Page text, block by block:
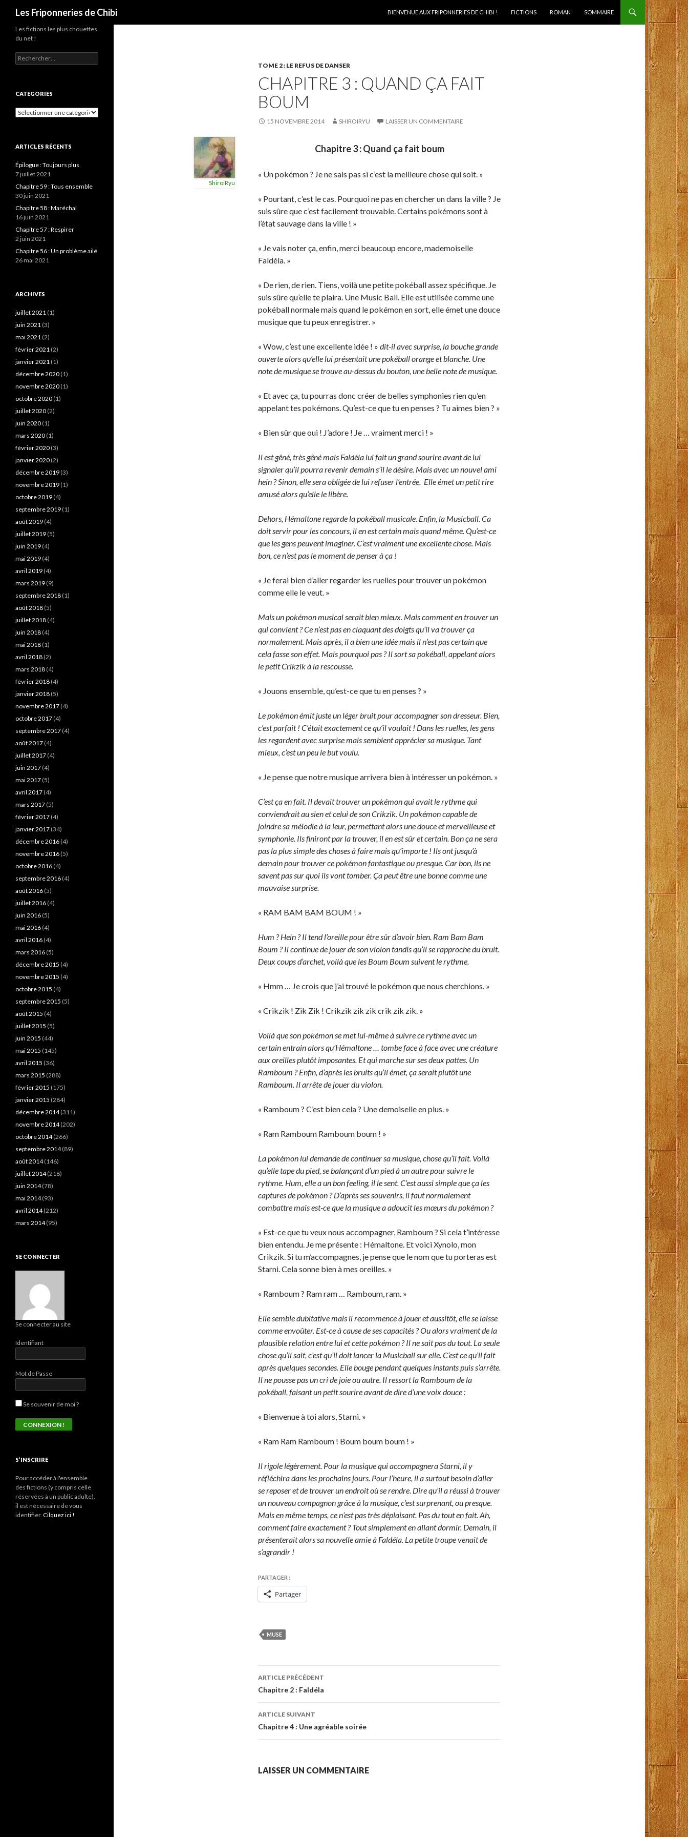
Les Friponneries de Chibi
BIENVENUE AUX FRIPONNERIES DE CHIBI !
FICTIONS ROMAN SOMMAIRE
TOME 2 : LE REFUS DE DANSER
CHAPITRE 3 : QUAND ÇA FAIT
BOUM
15 NOVEMBRE 2014 SHIROIRYU LAISSER UN COMMENTAIRE
ShiroiRyu
Chapitre 3 : Quand ça fait boum
« Un pokémon ? Je ne sais pas si c’est la meilleure chose qui soit. »
« Pourtant, c’est le cas. Pourquoi ne pas en chercher un dans la ville ? Je
suis sûre que c’est facilement trouvable. Certains pokémons sont à
l’état sauvage dans la ville ! »
« Je vais noter ça, enfin, merci beaucoup encore, mademoiselle
Faldéla. »
« De rien, de rien. Tiens, voilà une petite pokéball assez spécifique. Je
suis sûre qu’elle te plaira. Une Music Ball. Elle est utilisée comme une
pokéball normale mais quand le pokémon en sort, elle émet une douce
musique que tu peux enregistrer. »
« Wow, c’est une excellente idée ! » dit-il avec surprise, la bouche grande
ouverte alors qu’elle lui présentait une pokéball orange et blanche. Une
note de musique se trouve au-dessus du bouton, une belle note de musique.
« Et avec ça, tu pourras donc créer de belles symphonies rien qu’en
appelant tes pokémons. Qu’est-ce que tu en penses ? Tu aimes bien ? »
« Bien sûr que oui ! J’adore ! Je … vraiment merci ! »
Il est gêné, très gêné mais Faldéla lui fait un grand sourire avant de lui
signaler qu’il pourra revenir demain s’il le désire. Mais avec un nouvel ami
hein ? Sinon, elle sera obligée de lui refuser l’entrée. Elle émet un petit rire
amusé alors qu’elle le libère.
Dehors, Hémaltone regarde la pokéball musicale. Enfin, la Musicball. Ca
doit servir pour les concours, il en est certain mais quand même. Qu’est-ce
que les gens peuvent imaginer. C’est vraiment une excellente chose. Mais
bon, ce n’est pas le moment de penser à ça !
« Je ferai bien d’aller regarder les ruelles pour trouver un pokémon
comme elle le veut. »
Mais un pokémon musical serait bien mieux. Mais comment en trouver un
qui convient ? Ce n’est pas en claquant des doigts qu’il va trouver ça
normalement. Mais après, il a bien une idée mais il n’est pas certain que
cela fasse son effet. Mais pourquoi pas ? Il sort sa pokéball, appelant alors
le petit Crikzik à la rescousse.
« Jouons ensemble, qu’est-ce que tu en penses ? »
Le pokémon émit juste un léger bruit pour accompagner son dresseur. Bien,
c’est parfait ! C’était exactement ce qu’il voulait ! Dans les ruelles, les gens
les regardent avec surprise mais semblent apprécier sa musique. Tant
mieux, c’est un peu le but voulu.
« Je pense que notre musique arrivera bien à intéresser un pokémon. »
C’est ça en fait. Il devait trouver un pokémon qui avait le rythme qui
conviendrait au sien et celui de son Crikzik. Un pokémon capable de
joindre sa mélodie à la leur, permettant alors une douce et merveilleuse et
symphonie. Ils finiront par la trouver, il en est sûr et certain. Bon ça ne sera
pas la plus simple des choses à faire mais qu’importe ! Ils ont jusqu’à
demain pour trouver ce pokémon fantastique ou presque. Car bon, ils ne
savent pas sur quoi ils vont tomber. Ça peut être une bonne comme une
mauvaise surprise.
« RAM BAM BAM BOUM ! »
Hum ? Hein ? Il tend l’oreille pour être sûr d’avoir bien. Ram Bam Bam
Boum ? Il continue de jouer de son violon tandis qu’il se rapproche du bruit.
Deux coups d’archet, voilà que les Boum Boum suivent le rythme.
« Hmm … Je crois que j’ai trouvé le pokémon que nous cherchions. »
« Crikzik ! Zik Zik ! Crikzik zik zik crik zik zik. »
Voilà que son pokémon se met lui-même à suivre ce rythme avec un
certain entrain alors qu’Hémaltone … tombe face à face avec une créature
aux oreilles plutôt imposantes. Et qui marche sur ses deux pattes. Un
Ramboum ? Enfin, d’après les bruits qu’il émet, ça serait plutôt une
Ramboum. Il arrête de jouer du violon.
« Ramboum ? C’est bien cela ? Une demoiselle en plus. »
« Ram Ramboum Ramboum boum ! »
La pokémon lui demande de continuer sa musique, chose qu’il fait. Voilà
qu’elle tape du pied, se balançant d’un pied à un autre pour suivre le
rythme. Hum, elle a un bon feeling, il le sent. C’est aussi simple que ça les
captures de pokémon ? D’après ses souvenirs, il faut normalement
combattre mais est-ce que la musique a adoucit les mœurs du pokémon ?
« Est-ce que tu veux nous accompagner, Ramboum ? Si cela t’intéresse
bien entendu. Je me présente : Hémaltone. Et voici Xynolo, mon
Crikzik. Si tu m’accompagnes, je pense que le nom que tu porteras est
Starni. Cela sonne bien à mes oreilles. »
« Ramboum ? Ram ram … Ramboum, ram. »
Elle semble dubitative mais il recommence à jouer et aussitôt, elle se laisse
comme envoûter. Est-ce à cause de ses capacités ? Ou alors vraiment de la
plausible relation entre lui et cette pokémon ? Il ne sait pas du tout. La seule
chose qu’il sait, c’est qu’il doit lancer la Musicball sur elle. C’est ce qu’il fait
après quelques secondes. Elle bouge pendant quelques instants puis s’arrête.
Il ne pousse pas un cri de joie ou autre. Il ressort la Ramboum de la
pokéball, faisant un petit sourire avant de dire d’une voix douce :
« Bienvenue à toi alors, Starni. »
« Ram Ram Ramboum ! Boum boum boum ! »
Il rigole légèrement. Pour la musique qui accompagnera Starni, il y
réfléchira dans les prochains jours. Pour l’heure, il a surtout besoin d’aller
se reposer et de trouver un endroit où se rendre. Dire qu’il a réussi à trouver
un nouveau compagnon grâce à la musique, c’est surprenant, ou presque.
Mais en même temps, ce n’est pas très déplaisant. Pas du tout en fait. Ah,
comment faire exactement ? Tout simplement en allant dormir. Demain, il
présenterait alors sa nouvelle amie à Faldéla. La petite troupe venait de
s’agrandir !
PARTAGER :
Partager
MUSE
Navigation
des
articles
ARTICLE PRÉCÉDENT
Chapitre 2 : Faldéla
ARTICLE SUIVANT
Chapitre 4 : Une agréable soirée
LAISSER UN COMMENTAIRE
Les fictions les plus chouettes
du net !
Rechercher :
CATÉGORIES
Catégories
ARTICLES RÉCENTS
Épilogue : Toujours plus
7 juillet 2021
Chapitre 59 : Tous ensemble
30 juin 2021
Chapitre 58 : Maréchal
16 juin 2021
Chapitre 57 : Respirer
2 juin 2021
Chapitre 56 : Un problème ailé
26 mai 2021
ARCHIVES
juillet 2021 (1)
juin 2021 (3)
mai 2021 (2)
février 2021 (2)
janvier 2021 (1)
décembre 2020 (1)
novembre 2020 (1)
octobre 2020 (1)
juillet 2020 (2)
juin 2020 (1)
mars 2020 (1)
février 2020 (3)
janvier 2020 (2)
décembre 2019 (3)
novembre 2019 (1)
octobre 2019 (4)
septembre 2019 (1)
août 2019 (4)
juillet 2019 (5)
juin 2019 (4)
mai 2019 (4)
avril 2019 (4)
mars 2019 (9)
septembre 2018 (1)
août 2018 (5)
juillet 2018 (4)
juin 2018 (4)
mai 2018 (1)
avril 2018 (2)
mars 2018 (4)
février 2018 (4)
janvier 2018 (5)
novembre 2017 (4)
octobre 2017 (4)
septembre 2017 (4)
août 2017 (4)
juillet 2017 (4)
juin 2017 (4)
mai 2017 (5)
avril 2017 (4)
mars 2017 (5)
février 2017 (4)
janvier 2017 (34)
décembre 2016 (4)
novembre 2016 (5)
octobre 2016 (4)
septembre 2016 (4)
août 2016 (5)
juillet 2016 (4)
juin 2016 (5)
mai 2016 (4)
avril 2016 (4)
mars 2016 (5)
décembre 2015 (4)
novembre 2015 (4)
octobre 2015 (4)
septembre 2015 (5)
août 2015 (4)
juillet 2015 (5)
juin 2015 (44)
mai 2015 (145)
avril 2015 (36)
mars 2015 (288)
février 2015 (175)
janvier 2015 (284)
décembre 2014(311)
novembre 2014(202)
octobre 2014(266)
septembre 2014(89)
août 2014(146)
juillet 2014(218)
juin 2014(78)
mai 2014(93)
avril 2014(212)
mars 2014(95)
SE CONNECTER
Se connecter au site
Identifiant
Mot de Passe
Se souvenir de moi ?
S’INSCRIRE
Pour accéder à l'ensemble
des fictions (y compris celle
réservées à un public adulte),
il est nécessaire de vous
identifier. Cilquez ici !